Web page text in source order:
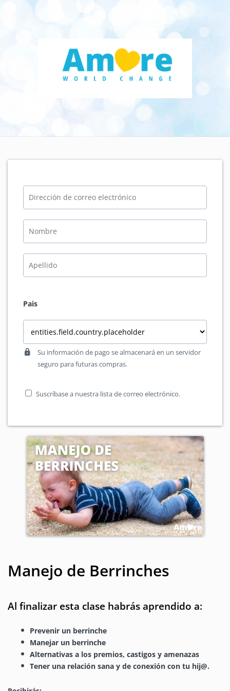
Manejo de Berrinches
Al finalizar esta clase habrás aprendido a:
Prevenir un berrinche
Manejar un berrinche
Alternativas a los premios, castigos y amenazas
Tener una relación sana y de conexión con tu hij@.
Pais
Su información de pago se almacenará en un servidor
seguro para futuras compras.
Suscríbase a nuestra lista de correo electrónico.